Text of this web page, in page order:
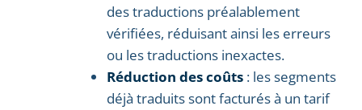
des traductions préalablement
vérifiées, réduisant ainsi les erreurs
ou les traductions inexactes.
Réduction des coûts : les segments
déjà traduits sont facturés à un tarif